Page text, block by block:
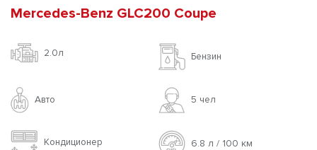
Mercedes-Benz GLC200 Coupe
2.0л Бензин
Авто 5 чел
Кондиционер 6.8 л / 100 км